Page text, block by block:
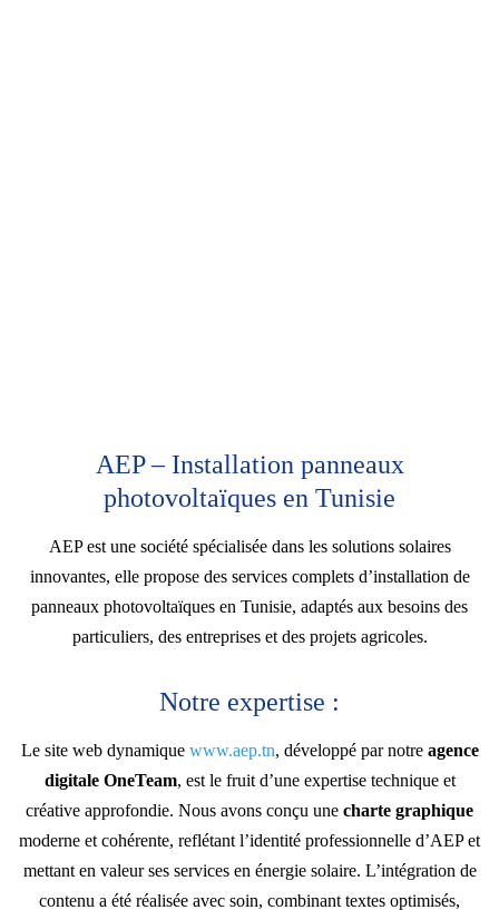
AEP – Installation panneaux
photovoltaïques en Tunisie
AEP est une société spécialisée dans les solutions solaires
innovantes, elle propose des services complets d’installation de
panneaux photovoltaïques en Tunisie, adaptés aux besoins des
particuliers, des entreprises et des projets agricoles.
Notre expertise :
Le site web dynamique www.aep.tn, développé par notre agence
digitale OneTeam, est le fruit d’une expertise technique et
créative approfondie. Nous avons conçu une charte graphique
moderne et cohérente, reflétant l’identité professionnelle d’AEP et
mettant en valeur ses services en énergie solaire. L’intégration de
contenu a été réalisée avec soin, combinant textes optimisés,